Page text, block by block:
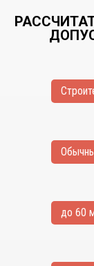
до 60